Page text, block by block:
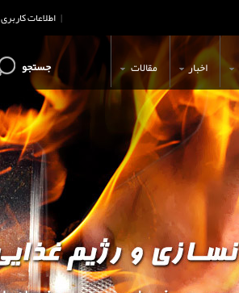
اطلاعات کاربری |
اخبار مقالات جستجو